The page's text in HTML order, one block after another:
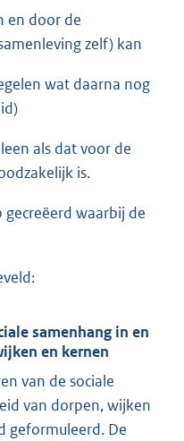
en door de
zelf) kan
wat daarna nog
als dat voor de
is.
waarbij de
samenhang in en
en kernen
van de sociale
van dorpen, wijken
geformuleerd. De